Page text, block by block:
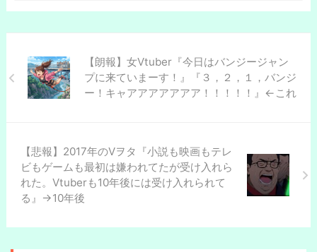
【朗報】女Vtuber『今日はバンジージャン
プに来ていまーす！』『３，２，１，バンジ
ー！キャアアアアアアア！！！！！』←これ
【悲報】2017年のVヲタ『小説も映画もテレ
ビもゲームも最初は嫌われてたが受け入れら
れた。Vtuberも10年後には受け入れられて
る』→10年後